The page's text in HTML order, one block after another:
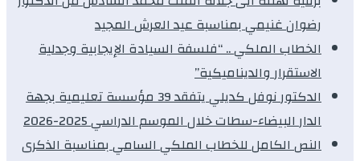
رضوان غنيمي بمناسبة عيد العرش المجيد
الخطاب الملكي .. “فلسفة السيادة الإيجابية وجدلية
الاستقرار والديناميكية”
الدكتور نوفل كديلي يتفقد 39 مؤسسة تعليمية بجهة
الدار البيضاء-سطات خلال الموسم الدراسي 2025-2026
النص الكامل للخطاب الملكي السامي بمناسبة الذكرى